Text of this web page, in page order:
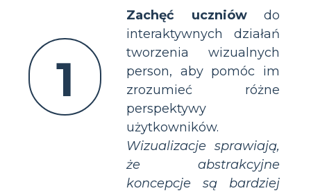
1
Zachęć uczniówdo
interaktywnych działań
tworzenia wizualnych
person, aby pomóc im
zrozumieć różne
perspektywy
użytkowników.
Wizualizacje sprawiają,
że abstrakcyjne
koncepcje są bardziej